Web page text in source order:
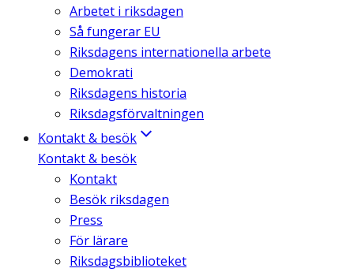
Arbetet i riksdagen
Så fungerar EU
Riksdagens internationella arbete
Demokrati
Riksdagens historia
Riksdagsförvaltningen
Kontakt & besök
Kontakt & besök
Kontakt
Besök riksdagen
Press
För lärare
Riksdagsbiblioteket